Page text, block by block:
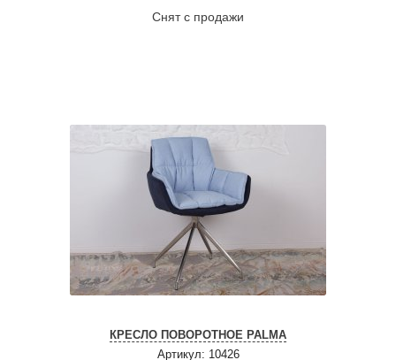
Снят с продажи
КРЕСЛО ПОВОРОТНОЕ PALMA
Артикул: 10426